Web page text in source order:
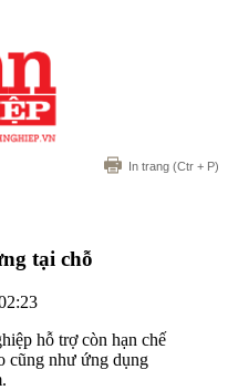
In trang (Ctr + P)
tại chỗ
hỗ trợ còn hạn chế
cũng như ứng dụng